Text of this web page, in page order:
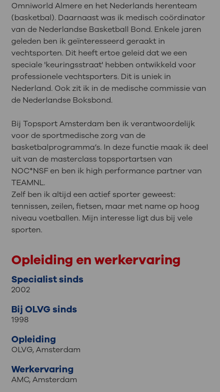
Omniworld Almere en het Nederlands herenteam
(basketbal). Daarnaast was ik medisch coördinator
van de Nederlandse Basketball Bond. Enkele jaren
geleden ben ik geïnteresseerd geraakt in
vechtsporten. Dit heeft ertoe geleid dat we een
speciale 'keuringsstraat' hebben ontwikkeld voor
professionele vechtsporters. Dit is uniek in
Nederland. Ook zit ik in de medische commissie van
de Nederlandse Boksbond.
Bij Topsport Amsterdam ben ik verantwoordelijk
voor de sportmedische zorg van de
basketbalprogramma’s. In deze functie maak ik deel
uit van de masterclass topsportartsen van
NOC*NSF en ben ik high performance partner van
TEAMNL.
Zelf ben ik altijd een actief sporter geweest:
tennissen, zeilen, fietsen, maar met name op hoog
niveau voetballen. Mijn interesse ligt dus bij vele
sporten.
Opleiding en werkervaring
Specialist sinds
2002
Bij OLVG sinds
1998
Opleiding
OLVG, Amsterdam
Werkervaring
AMC, Amsterdam